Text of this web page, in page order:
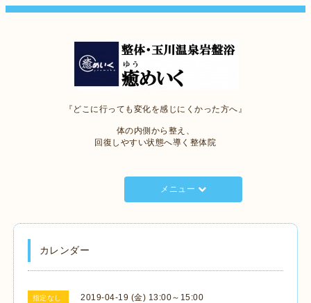
『どこに行っても変化を感じにくかった方へ』
体の内側から整え、
回復しやすい状態へ導く整体院
メニュー
カレンダー
指定なし 2019-04-19 (金) 13:00～15:00